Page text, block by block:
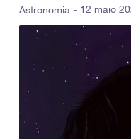
Astronomia - 12 maio